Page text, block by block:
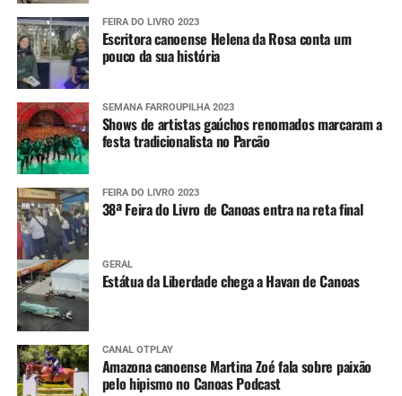
FEIRA DO LIVRO 2023
Escritora canoense Helena da Rosa conta um
pouco da sua história
SEMANA FARROUPILHA 2023
Shows de artistas gaúchos renomados marcaram a
festa tradicionalista no Parcão
FEIRA DO LIVRO 2023
38ª Feira do Livro de Canoas entra na reta final
GERAL
Estátua da Liberdade chega a Havan de Canoas
CANAL OTPLAY
Amazona canoense Martina Zoé fala sobre paixão
pelo hipismo no Canoas Podcast